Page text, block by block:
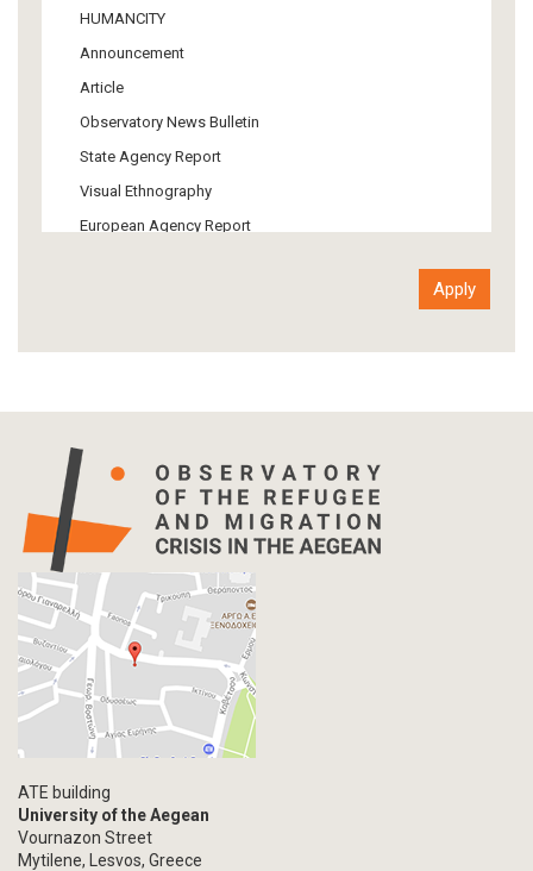
Media
Institutional Arrangements
Support of Refugees and Migrants
Material Culture
Art
HUMANCITY
Announcement
Article
Observatory News Bulletin
State Agency Report
Visual Ethnography
European Agency Report
Info-graphic
Interview
Primal Material
Photography
Events
Blogpost
Multimedia
Academic Journal Issue
Book/Monograph
ATE building
University of the Aegean
Vournazon Street
Mytilene, Lesvos, Greece